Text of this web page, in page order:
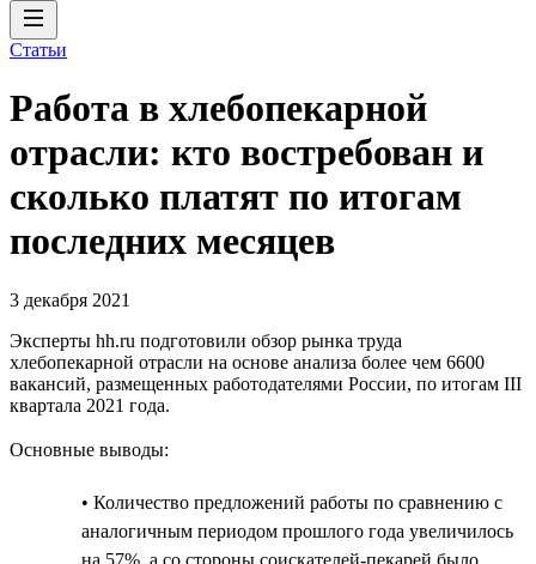
Статьи
Работа в хлебопекарной
отрасли: кто востребован и
сколько платят по итогам
последних месяцев
3 декабря 2021
Эксперты hh.ru подготовили обзор рынка труда
хлебопекарной отрасли на основе анализа более чем 6600
вакансий, размещенных работодателями России, по итогам III
квартала 2021 года.
Основные выводы:
• Количество предложений работы по сравнению с
аналогичным периодом прошлого года увеличилось
на 57%, а со стороны соискателей-пекарей было